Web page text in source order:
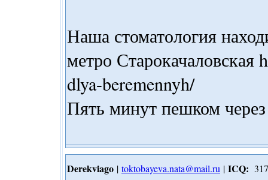
Наша стоматология
метро Старокачаловская
dlya-beremennyh/
Пять минут пешком
Derekviago | toktobayeva.nata@mail.ru | ICQ: